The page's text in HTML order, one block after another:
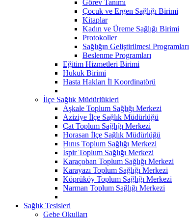
Görev Tanımı
Çocuk ve Ergen Sağlığı Birimi
Kitaplar
Kadın ve Üreme Sağlığı Birimi
Protokoller
Sağlığın Geliştirilmesi Programları
Beslenme Programları
Eğitim Hizmetleri Birimi
Hukuk Birimi
Hasta Hakları İl Koordinatörü
İlçe Sağlık Müdürlükleri
Aşkale Toplum Sağlığı Merkezi
Aziziye İlçe Sağlık Müdürlüğü
Çat Toplum Sağlığı Merkezi
Horasan İlçe Sağlık Müdürlüğü
Hınıs Toplum Sağlığı Merkezi
İspir Toplum Sağlığı Merkezi
Karaçoban Toplum Sağlığı Merkezi
Karayazı Toplum Sağlığı Merkezi
Köprüköy Toplum Sağlığı Merkezi
Narman Toplum Sağlığı Merkezi
Sağlık Tesisleri
Gebe Okulları